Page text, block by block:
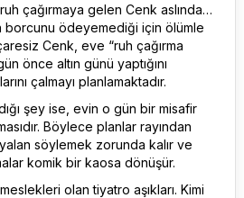
çağırmaya gelen Cenk aslında…
borcunu ödeyemediği için ölümle
Cenk, eve “ruh çağırma
önce altın günü yaptığını
çalmayı planlamaktadır.
şey ise, evin o gün bir misafir
Böylece planlar rayından
söylemek zorunda kalır ve
komik bir kaosa dönüşür.
olan tiyatro aşıkları. Kimi